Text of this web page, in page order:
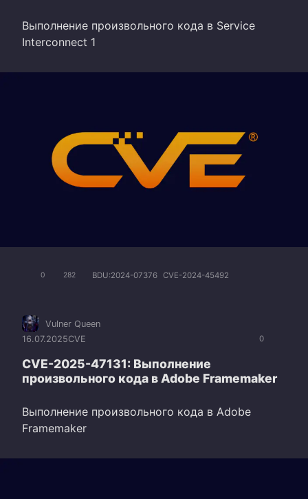
Выполнение произвольного кода в Service
Interconnect 1
0 282 BDU:2024-07376 CVE-2024-45492
0
Vulner Queen
16.07.2025CVE
CVE-2025-47131: Выполнение
произвольного кода в Adobe Framemaker
Выполнение произвольного кода в Adobe
Framemaker